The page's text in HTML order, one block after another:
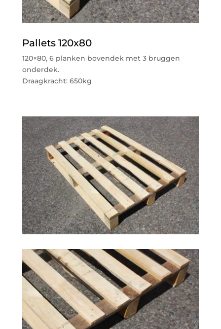
Pallets 120x80
120×80, 6 planken bovendek met 3 bruggen
onderdek.
Draagkracht: 650kg